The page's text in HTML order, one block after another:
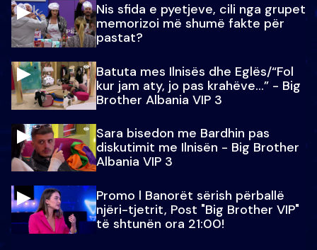
Nis sfida e pyetjeve, cili nga grupet
memorizoi më shumë fakte për
pastat?
Batuta mes Ilnisës dhe Eglës/“Fol
kur jam aty, jo pas krahëve…” - Big
Brother Albania VIP 3
Sara bisedon me Bardhin pas
diskutimit me Ilnisën - Big Brother
Albania VIP 3
Promo l Banorët sërish përballë
njëri-tjetrit, Post "Big Brother VIP"
të shtunën ora 21:00!